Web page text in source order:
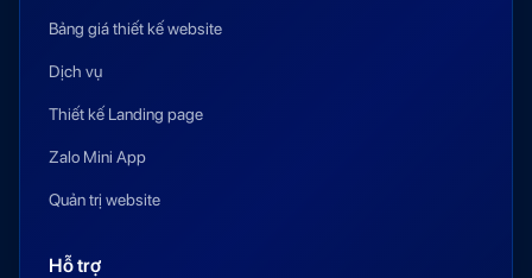
Bảng giá thiết kế website
Dịch vụ
Thiết kế Landing page
Zalo Mini App
Quản trị website
Hỗ trợ